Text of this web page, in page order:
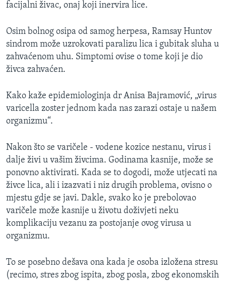
facijalni živac, onaj koji inervira lice.
Osim bolnog osipa od samog herpesa, Ramsay Huntov
sindrom može uzrokovati paralizu lica i gubitak sluha u
zahvaćenom uhu. Simptomi ovise o tome koji je dio
živca zahvaćen.
Kako kaže epidemiologinja dr Anisa Bajramović, „virus
varicella zoster jednom kada nas zarazi ostaje u našem
organizmu“.
Nakon što se varičele - vodene kozice nestanu, virus i
dalje živi u vašim živcima. Godinama kasnije, može se
ponovno aktivirati. Kada se to dogodi, može utjecati na
živce lica, ali i izazvati i niz drugih problema, ovisno o
mjestu gdje se javi. Dakle, svako ko je prebolovao
varičele može kasnije u životu doživjeti neku
komplikaciju vezanu za postojanje ovog virusa u
organizmu.
To se posebno dešava ona kada je osoba izložena stresu
(recimo, stres zbog ispita, zbog posla, zbog ekonomskih